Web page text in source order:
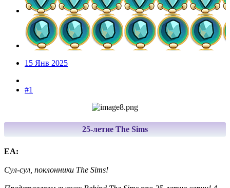
15 Янв 2025
#1
25-летие The Sims
EA:
Сул-сул, поклонники The Sims!